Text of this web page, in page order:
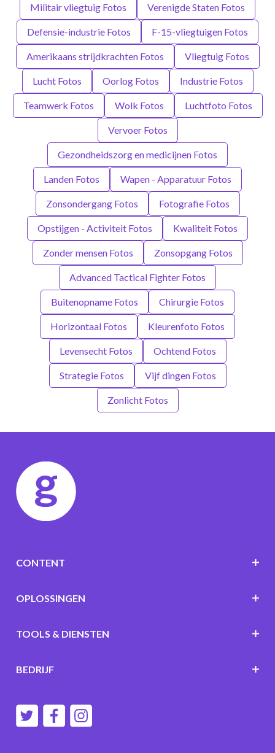
Militair vliegtuig Fotos Verenigde Staten Fotos
Defensie-industrie Fotos F-15-vliegtuigen Fotos
Amerikaans strijdkrachten Fotos Vliegtuig Fotos
Lucht Fotos Oorlog Fotos Industrie Fotos
Teamwerk Fotos Wolk Fotos Luchtfoto Fotos
Vervoer Fotos
Gezondheidszorg en medicijnen Fotos
Landen Fotos Wapen - Apparatuur Fotos
Zonsondergang Fotos Fotografie Fotos
Opstijgen - Activiteit Fotos Kwaliteit Fotos
Zonder mensen Fotos Zonsopgang Fotos
Advanced Tactical Fighter Fotos
Buitenopname Fotos Chirurgie Fotos
Horizontaal Fotos Kleurenfoto Fotos
Levensecht Fotos Ochtend Fotos
Strategie Fotos Vijf dingen Fotos
Zonlicht Fotos
CONTENT
OPLOSSINGEN
TOOLS & DIENSTEN
BEDRIJF